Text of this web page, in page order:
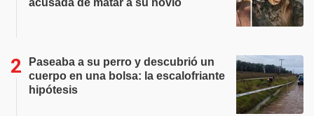
acusada de matar a su novio
Paseaba a su perro y descubrió un
cuerpo en una bolsa: la escalofriante
hipótesis